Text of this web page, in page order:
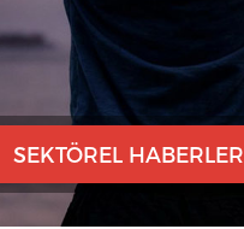
SEKTÖREL HABERLER